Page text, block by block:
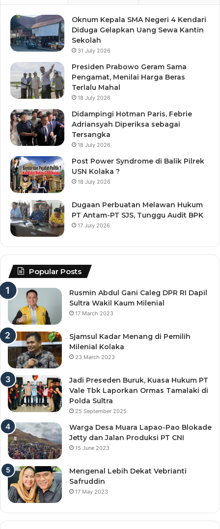
Oknum Kepala SMA Negeri 4 Kendari
Diduga Gelapkan Uang Sewa Kantin
Sekolah
31 July 2026
Presiden Prabowo Geram Sama
Pengamat, Menilai Harga Beras
Terlalu Mahal
18 July 2026
Didampingi Hotman Paris, Febrie
Adriansyah Diperiksa sebagai
Tersangka
18 July 2026
Post Power Syndrome di Balik Pilrek
USN Kolaka ?
18 July 2026
Dugaan Perbuatan Melawan Hukum
PT Antam-PT SJS, Tunggu Audit BPK
17 July 2026
Popular Posts
Rusmin Abdul Gani Caleg DPR RI Dapil
Sultra Wakil Kaum Milenial
17 March 2023
Sjamsul Kadar Menang di Pemilih
Milenial Kolaka
23 March 2023
Jadi Preseden Buruk, Kuasa Hukum PT
Vale Tbk Laporkan Ormas Tamalaki di
Polda Sultra
25 September 2025
Warga Desa Muara Lapao-Pao Blokade
Jetty dan Jalan Produksi PT CNI
15 June 2023
Mengenal Lebih Dekat Vebrianti
Safruddin
17 May 2023